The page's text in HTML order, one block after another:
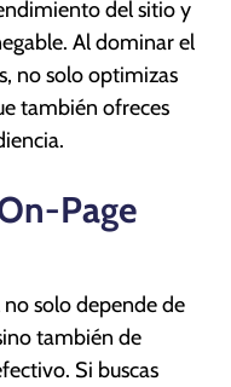
del sitio y
Al dominar el
no solo optimizas
también ofreces
Page
solo depende de
también de
Si buscas